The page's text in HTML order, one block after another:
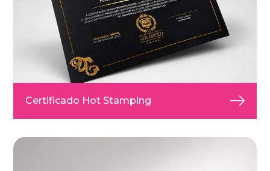
Certificado Hot Stamping